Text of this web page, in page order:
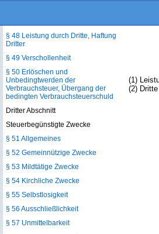
(1)
(2)
§ 48 Leistung durch Dritte, Haftung
Dritter
§ 49 Verschollenheit
§ 50 Erlöschen und
Unbedingtwerden der
Verbrauchsteuer, Übergang der
bedingten Verbrauchsteuerschuld
Dritter Abschnitt
Steuerbegünstigte Zwecke
§ 51 Allgemeines
§ 52 Gemeinnützige Zwecke
§ 53 Mildtätige Zwecke
§ 54 Kirchliche Zwecke
§ 55 Selbstlosigkeit
§ 56 Ausschließlichkeit
§ 57 Unmittelbarkeit